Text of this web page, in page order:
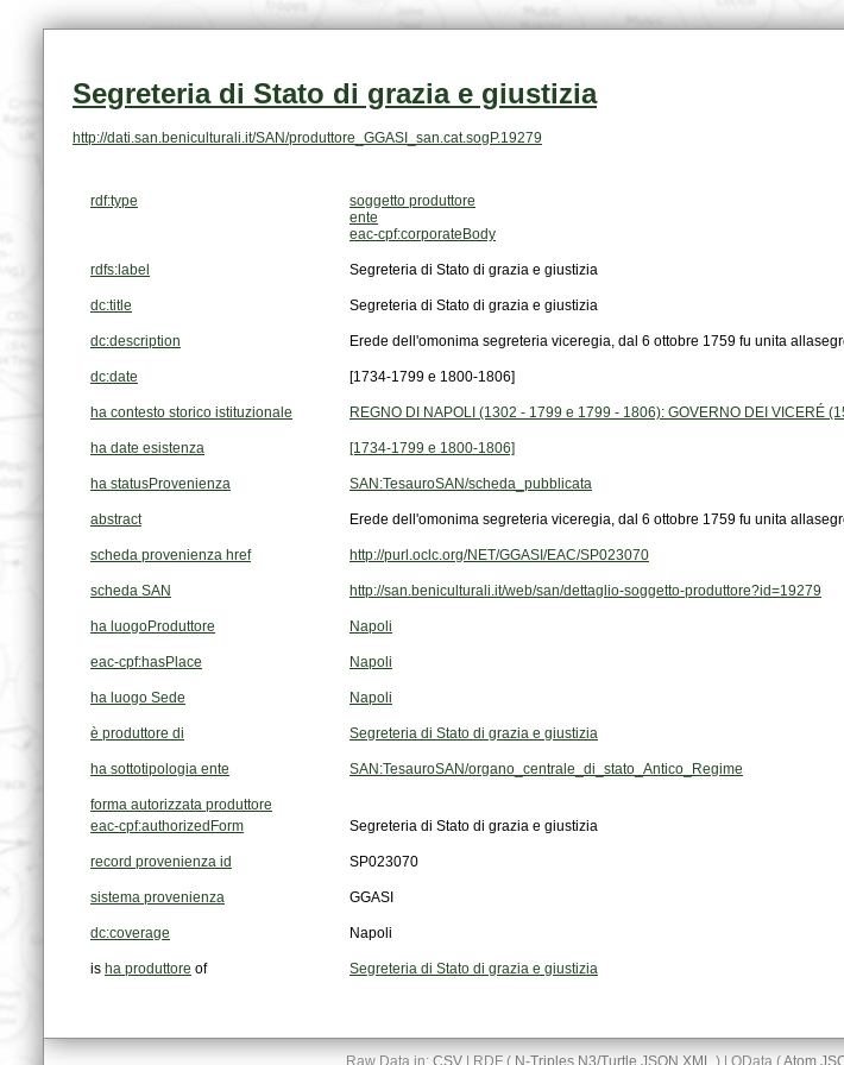
Segreteria di Stato di grazia e giustizia
http://dati.san.beniculturali.it/SAN/produttore_GGASI_san.cat.sogP.19279
rdf:type
soggetto produttore
ente
eac-cpf:corporateBody
rdfs:label Segreteria di Stato di grazia e giustizia
dc:title Segreteria di Stato di grazia e giustizia
dc:description Erede dell'omonima segreteria viceregia, dal 6 ottobre 1759 fu unita
dc:date [1734-1799 e 1800-1806]
ha contesto storico istituzionale REGNO DI NAPOLI (1302 - 1799 e 1799 - 1806): GOVERNO DEI VICERÉ
ha date esistenza [1734-1799 e 1800-1806]
ha statusProvenienza SAN:TesauroSAN/scheda_pubblicata
abstract Erede dell'omonima segreteria viceregia, dal 6 ottobre 1759 fu unita
scheda provenienza href http://purl.oclc.org/NET/GGASI/EAC/SP023070
scheda SAN http://san.beniculturali.it/web/san/dettaglio-soggetto-produttore?id=19279
ha luogoProduttore Napoli
eac-cpf:hasPlace Napoli
ha luogo Sede Napoli
è produttore di Segreteria di Stato di grazia e giustizia
ha sottotipologia ente SAN:TesauroSAN/organo_centrale_di_stato_Antico_Regime
forma autorizzata produttore
eac-cpf:authorizedForm
Segreteria di Stato di grazia e giustizia
record provenienza id SP023070
sistema provenienza GGASI
dc:coverage Napoli
is ha produttore of Segreteria di Stato di grazia e giustizia
Raw Data in: CSV| RDF ( N-Triples N3/Turtle JSON XML ) | OData (Atom